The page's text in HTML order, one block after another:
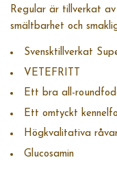
Regular är tillverkat
smältbarhet och
Svensktillverkat
VETEFRITT
Ett bra all-
Ett omtyckt
Högkvalitativa
Glucosamin